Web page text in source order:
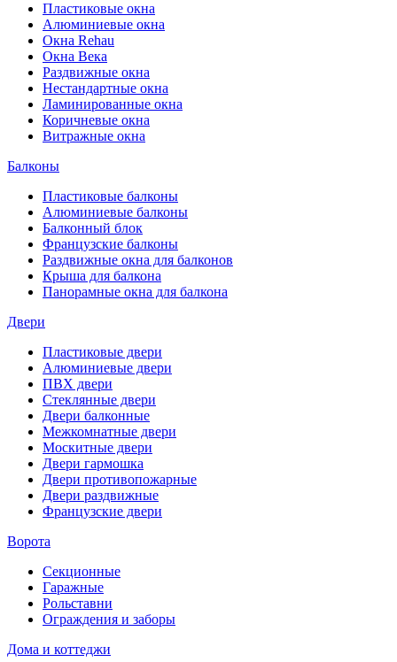
Пластиковые окна
Алюминиевые окна
Окна Rehau
Окна Века
Раздвижные окна
Нестандартные окна
Ламинированные окна
Коричневые окна
Витражные окна
Балконы
Пластиковые балконы
Алюминиевые балконы
Балконный блок
Французские балконы
Раздвижные окна для балконов
Крыша для балкона
Панорамные окна для балкона
Двери
Пластиковые двери
Алюминиевые двери
ПВХ двери
Стеклянные двери
Двери балконные
Межкомнатные двери
Москитные двери
Двери гармошка
Двери противопожарные
Двери раздвижные
Французские двери
Ворота
Секционные
Гаражные
Рольставни
Ограждения и заборы
Дома и коттеджи